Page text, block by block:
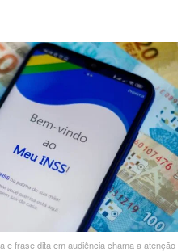
e frase dita em audiência chama a atenção